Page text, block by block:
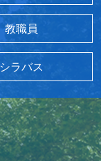
教職員
シラバス